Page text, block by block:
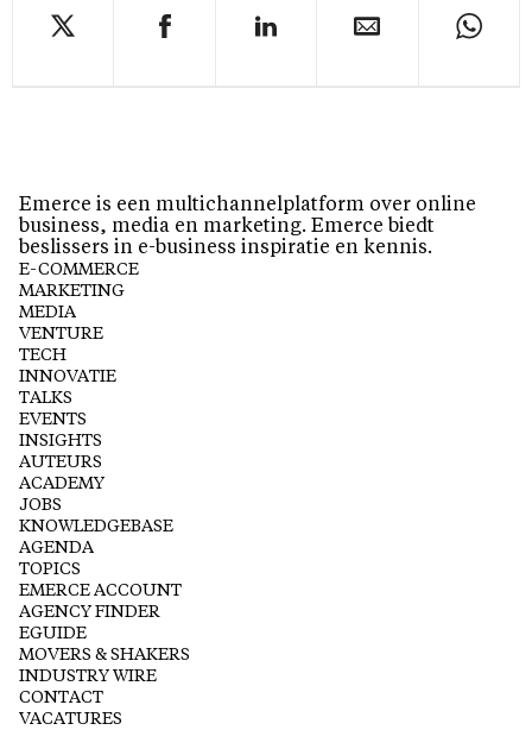
Emerce is een multichannelplatform over online
business, media en marketing. Emerce biedt
beslissers in e-business inspiratie en kennis.
E-COMMERCE
MARKETING
MEDIA
VENTURE
TECH
INNOVATIE
TALKS
EVENTS
INSIGHTS
AUTEURS
ACADEMY
JOBS
KNOWLEDGEBASE
AGENDA
TOPICS
EMERCE ACCOUNT
AGENCY FINDER
EGUIDE
MOVERS & SHAKERS
INDUSTRY WIRE
CONTACT
VACATURES